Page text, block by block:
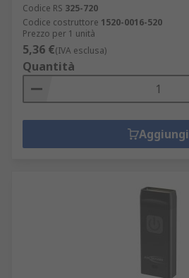
Codice RS 325-720
Codice costruttore 1520-0016-520
Prezzo per 1 unità
5,36 €(IVA esclusa)
Quantità
Aggiungi